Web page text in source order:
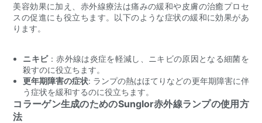
美容効果に加え、赤外線療法は痛みの緩和や皮膚の治癒プロセ
スの促進にも役立ちます。以下のような症状の緩和に効果があ
ります。
ニキビ：赤外線は炎症を軽減し、ニキビの原因となる細菌を
殺すのに役立ちます。
更年期障害の症状: ランプの熱はほてりなどの更年期障害に伴
う症状を緩和するのに役立ちます。
コラーゲン生成のためのSunglor赤外線ランプの使用方
法